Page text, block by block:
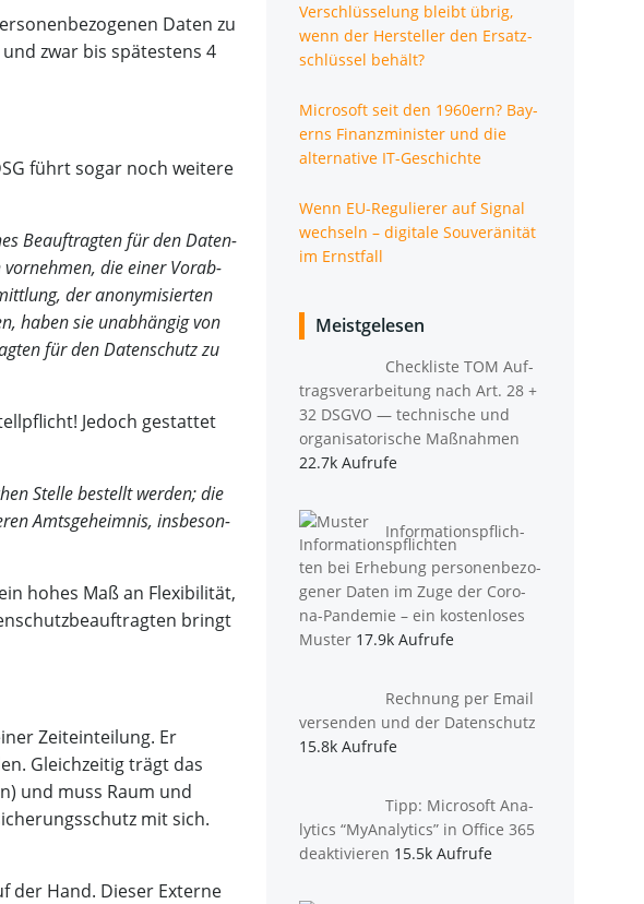
Daten zu
zwar bis spä­tes­tens 4
führt sogar noch wei­te­re
Beauf­trag­ten für den Daten­
vor­neh­men, die einer Vor­ab­
der anony­mi­sier­ten
haben sie unab­hän­gig von
für den Daten­schutz zu
Jedoch gestat­tet
Stel­le bestellt wer­den; die
Amts­ge­heim­nis, ins­be­son­
hohes Maß an Fle­xi­bi­li­tät,
bringt
Zeit­ein­tei­lung. Er
Gleich­zei­tig trägt das
und muss Raum und
mit sich.
der Hand. Die­ser Exter­ne
Ver­schlüs­se­lung bleibt übrig,
wenn der Her­stel­ler den Ersatz­
schlüs­sel behält?
Micro­soft seit den 1960ern? Bay­
erns Finanz­mi­nis­ter und die
alter­na­ti­ve IT-Geschichte
Wenn EU-Regu­lie­rer auf Signal
wech­seln – digi­ta­le Sou­ve­rä­ni­tät
im Ernstfall
Meistgelesen
Check­lis­te TOM Auf­
trags­ver­ar­bei­tung nach Art. 28 +
32 DSGVO — tech­ni­sche und
orga­ni­sa­to­ri­sche Maßnahmen
22.7k Aufrufe
Infor­ma­ti­ons­pflich­
ten bei Erhe­bung per­so­nen­be­zo­
ge­ner Daten im Zuge der Coro­
na-Pan­de­mie – ein kos­ten­lo­ses
Muster 17.9k Aufrufe
Rech­nung per Email
ver­sen­den und der Datenschutz
15.8k Aufrufe
Tipp: Micro­soft Ana­
ly­tics “MyAna­ly­tics” in Office 365
deaktivieren 15.5k Aufrufe